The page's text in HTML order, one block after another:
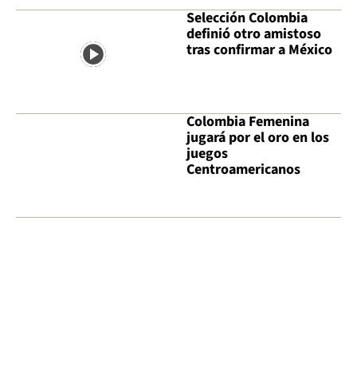
Selección Colombia
definió otro amistoso
tras confirmar a México
Colombia Femenina
jugará por el oro en los
juegos
Centroamericanos